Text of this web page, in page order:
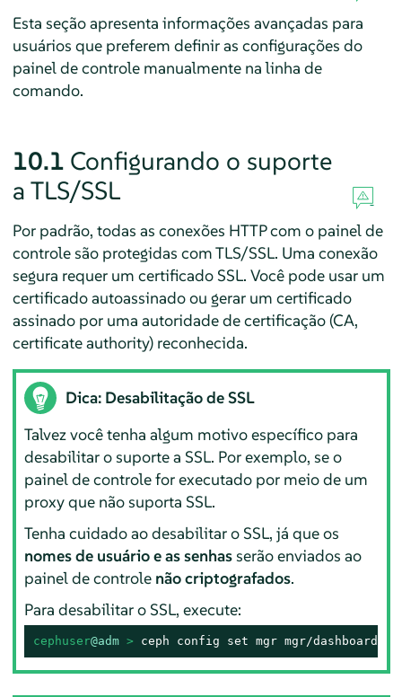
Esta seção apresenta informações avançadas para
usuários que preferem definir as configurações do
painel de controle manualmente na linha de
comando.
10.1 Configurando o suporte
a TLS/SSL
Por padrão, todas as conexões HTTP com o painel de
controle são protegidas com TLS/SSL. Uma conexão
segura requer um certificado SSL. Você pode usar um
certificado autoassinado ou gerar um certificado
assinado por uma autoridade de certificação (CA,
certificate authority) reconhecida.
Dica: Desabilitação de SSL
Talvez você tenha algum motivo específico para
desabilitar o suporte a SSL. Por exemplo, se o
painel de controle for executado por meio de um
proxy que não suporta SSL.
Tenha cuidado ao desabilitar o SSL, já que os
nomes de usuário e as senhas serão enviados ao
painel de controle não criptografados.
Para desabilitar o SSL, execute:
cephuser@adm > ceph config set mgr mgr/dashboard/